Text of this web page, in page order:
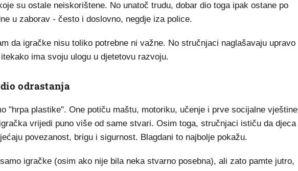
su ostale neiskorištene. No unatoč trudu, dobar dio toga ipak ostane po
u zaborav - često i doslovno, negdje iza police.
da igračke nisu toliko potrebne ni važne. No stručnjaci naglašavaju upravo
ima svoju ulogu u djetetovu razvoju.
odrastanja
"hrpa plastike". One potiču maštu, motoriku, učenje i prve socijalne vještine
vrijedi puno više od same stvari. Osim toga, stručnjaci ističu da djeca
povezanost, brigu i sigurnost. Blagdani to najbolje pokažu.
igračke (osim ako nije bila neka stvarno posebna), ali zato pamte jutro,